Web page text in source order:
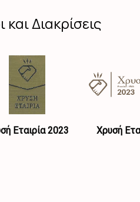
και Διακρίσεις
Εταιρία 2023 Χρυσή